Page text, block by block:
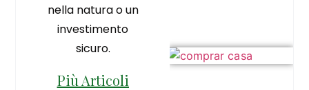
nella natura o un
investimento
sicuro.
Più Articoli